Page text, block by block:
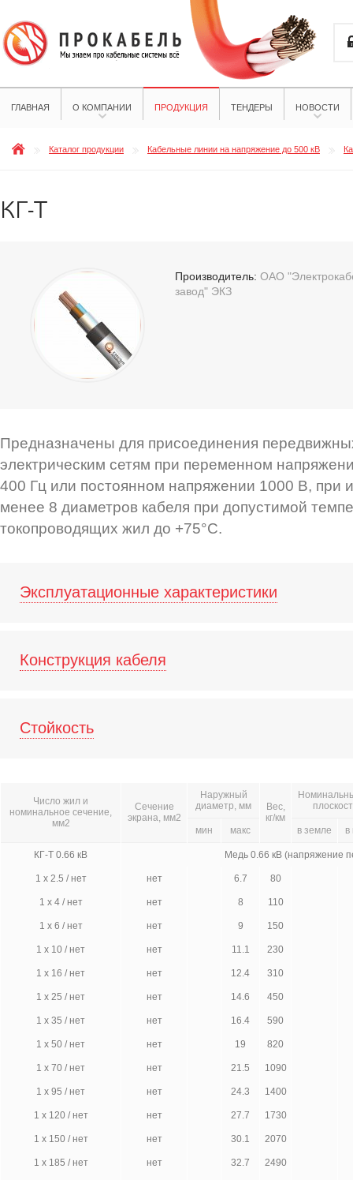
ГЛАВНАЯ О КОМПАНИИ ПРОДУКЦИЯ ТЕНДЕРЫ НОВОСТИ
Каталог продукции Кабельные линии на напряжение до 500 кВ
КГ-Т
Производитель: ОАО
завод" ЭКЗ
Предназначены для присоединения
электрическим сетям при переменном
400 Гц или постоянном напряжении 1000 В, при
менее 8 диаметров кабеля при допустимой
токопроводящих жил до +75°С.
Эксплуатационные характеристики
Конструкция кабеля
Стойкость
Число жил и
номинальное сечение,
мм2
Сечение
экрана, мм2
Наружный
диаметр, мм
Вес,
кг/км
мин макс в земле в
КГ-Т 0.66 кВ Медь 0.66 кВ (напряжение
1 х 2.5 / нет нет 6.7 80
1 х 4 / нет нет 8 110
1 х 6 / нет нет 9 150
1 х 10 / нет нет 11.1 230
1 х 16 / нет нет 12.4 310
1 х 25 / нет нет 14.6 450
1 х 35 / нет нет 16.4 590
1 х 50 / нет нет 19 820
1 х 70 / нет нет 21.5 1090
1 х 95 / нет нет 24.3 1400
1 х 120 / нет нет 27.7 1730
1 х 150 / нет нет 30.1 2070
1 х 185 / нет нет 32.7 2490